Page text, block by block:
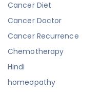
Cancer Diet
Cancer Doctor
Cancer Recurrence
Chemotherapy
Hindi
homeopathy